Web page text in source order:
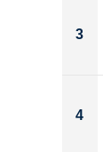
3
4